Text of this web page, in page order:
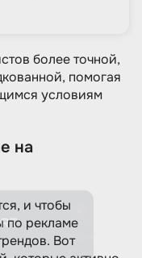
более точной,
помогая
условиям
на
и чтобы
по рекламе
Вот
маркетинг